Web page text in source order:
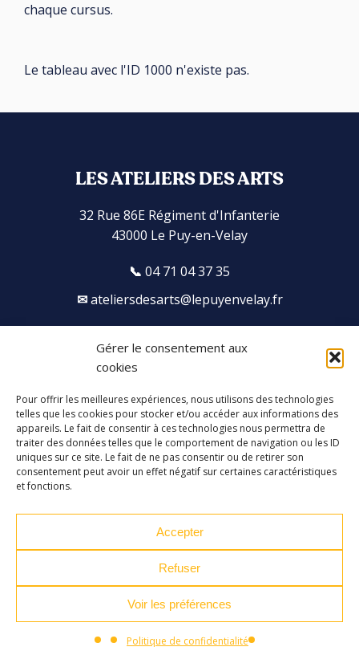
Gérer le consentement aux
cookies
Pour offrir les meilleures expériences, nous utilisons des technologies
telles que les cookies pour stocker et/ou accéder aux informations des
appareils. Le fait de consentir à ces technologies nous permettra de
traiter des données telles que le comportement de navigation ou les ID
uniques sur ce site. Le fait de ne pas consentir ou de retirer son
consentement peut avoir un effet négatif sur certaines caractéristiques
et fonctions.
Accepter
Refuser
Voir les préférences
Politique de confidentialité
chaque cursus.
Le tableau avec l'ID 1000 n'existe pas.
LES ATELIERS DES ARTS
32 Rue 86E Régiment d'Infanterie
43000 Le Puy-en-Velay
04 71 04 37 35
ateliersdesarts@lepuyenvelay.fr
S'inscrire à la newsletter
Politique de confidentialité